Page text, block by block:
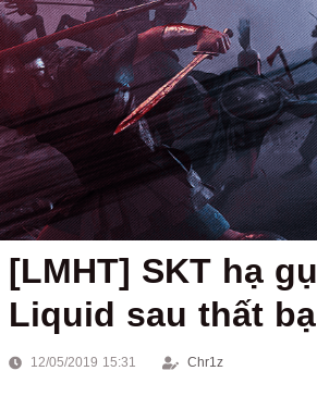
[LMHT] SKT hạ
Liquid sau thất
12/05/2019 15:31 Chr1z